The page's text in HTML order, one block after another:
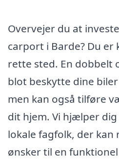
Overvejer du at
carport i Barde? Du er
rette sted. En dobbelt
blot beskytte dine
men kan også tilføre
dit hjem. Vi hjælper
lokale fagfolk, der kan
ønsker til en